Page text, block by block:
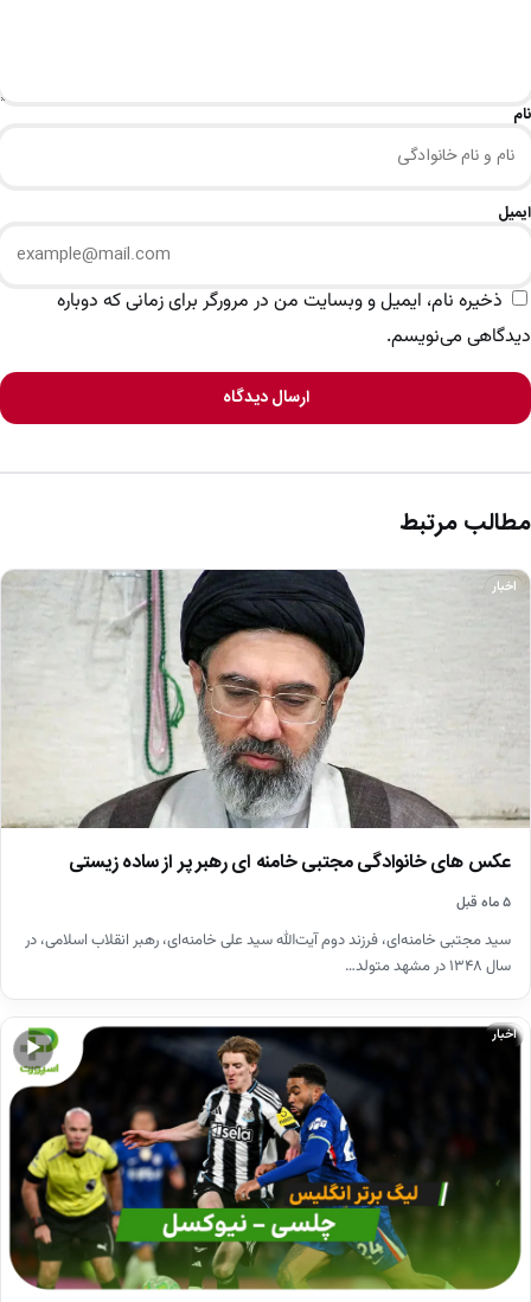
نام
ایمیل
ذخیره نام، ایمیل و وبسایت من در مرورگر برای زمانی که دوباره
دیدگاهی می‌نویسم.
ارسال دیدگاه
مطالب مرتبط
اخبار
عکس های خانوادگی مجتبی خامنه ای رهبر پر از ساده زیستی
۵ ماه قبل
سید مجتبی خامنه‌ای، فرزند دوم آیت‌الله سید علی خامنه‌ای، رهبر انقلاب اسلامی، در
سال ۱۳۴۸ در مشهد متولد…
▶
اخبار